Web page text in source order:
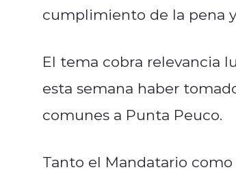
cumplimiento de la pena
El tema cobra relevancia
esta semana haber
comunes a Punta Peuco.
Tanto el Mandatario